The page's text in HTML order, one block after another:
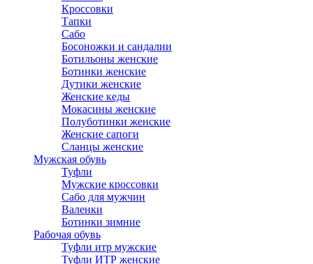
Кроссовки
Тапки
Сабо
Босоножки и сандалии
Ботильоны женские
Ботинки женские
Дутики женские
Женские кеды
Мокасины женские
Полуботинки женские
Женские сапоги
Сланцы женские
Мужская обувь
Туфли
Мужские кроссовки
Сабо для мужчин
Валенки
Ботинки зимние
Рабочая обувь
Туфли итр мужские
Туфли ИТР женские